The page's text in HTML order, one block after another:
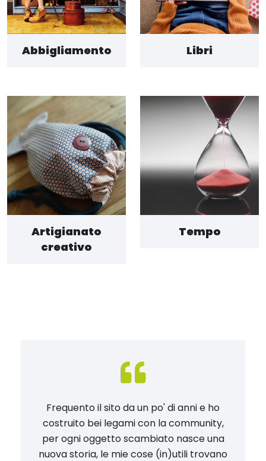
Abbigliamento Libri
Artigianato
creativo
Tempo
Frequento il sito da un po' di anni e ho
costruito bei legami con la community,
per ogni oggetto scambiato nasce una
nuova storia, le mie cose (in)utili trovano